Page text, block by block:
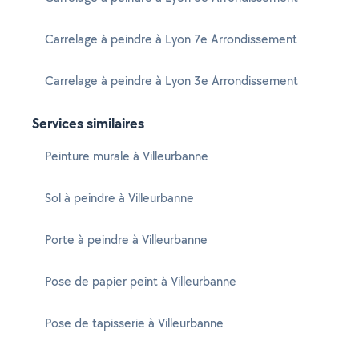
Carrelage à peindre à Lyon 7e Arrondissement
Carrelage à peindre à Lyon 3e Arrondissement
Services similaires
Peinture murale à Villeurbanne
Sol à peindre à Villeurbanne
Porte à peindre à Villeurbanne
Pose de papier peint à Villeurbanne
Pose de tapisserie à Villeurbanne